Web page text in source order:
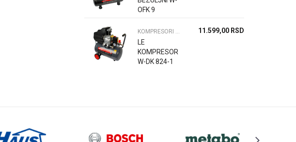
OFK 9
KOMPRESORI ZA VAZDUH
LE
KOMPRESOR
W-DK 824-1
11.599,00 RSD